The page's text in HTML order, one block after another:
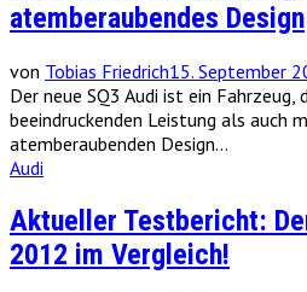
atemberaubendes Design
von Tobias Friedrich15. September
Der neue SQ3 Audi ist ein
beeindruckenden Leistung als auch
atemberaubenden Design...
Audi
Aktueller Testbericht:
2012 im Vergleich!